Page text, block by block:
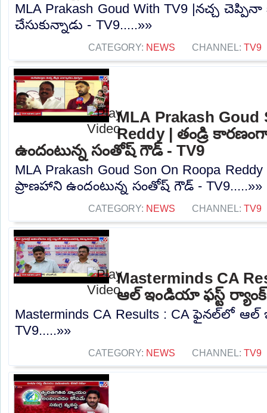
MLA Prakash Goud With TV9 |నచ్చ
చేసుకున్నాడు - TV9.....»»
CATEGORY: NEWS CHANNEL: TV9
MLA Prakash Goud
Reddy | తండ్రి
ఉందంటున్న సంతోష్‌ గౌడ్‌ - TV9
MLA Prakash Goud Son On Roopa
ప్రాణహాని ఉందంటున్న సంతోష్‌ గౌడ్‌ - TV9.....»»
CATEGORY: NEWS CHANNEL: TV9
Masterminds CA
ఆల్ ఇండియా ఫస్ట్ ర్యాంక్
Masterminds CA Results : CA ఫైనల్‌లో
TV9.....»»
CATEGORY: NEWS CHANNEL: TV9